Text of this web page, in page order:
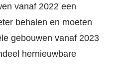
vanaf 2022 een
behalen en moeten
gebouwen vanaf 2023
hernieuwbare